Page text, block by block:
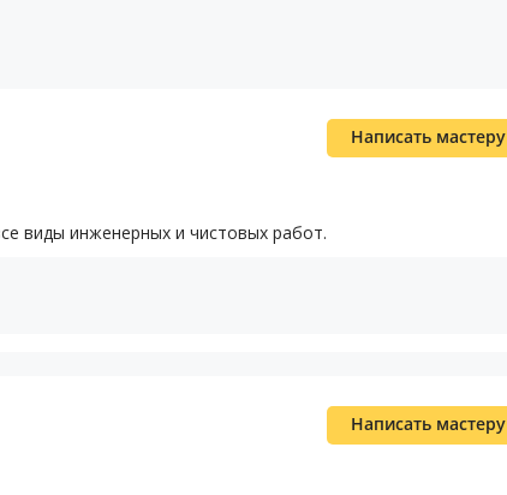
Написать мастеру
виды инженерных и чистовых работ.
Написать мастеру